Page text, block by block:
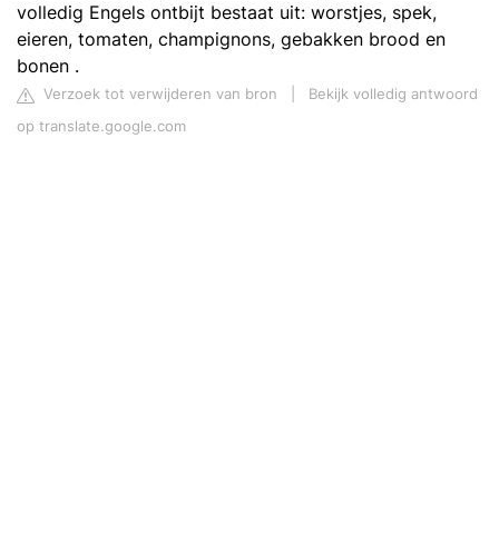
volledig Engels ontbijt bestaat uit: worstjes, spek,
eieren, tomaten, champignons, gebakken brood en
bonen .
Verzoek tot verwijderen van bron
Bekijk volledig antwoord
op translate.google.com